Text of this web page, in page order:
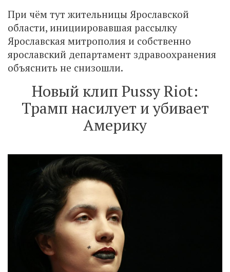
При чём тут жительницы Ярославской
области, инициировавшая рассылку
Ярославская митрополия и собственно
ярославский департамент здравоохранения
объяснить не снизошли.
Новый клип Pussy Riot:
Трамп насилует и убивает
Америку